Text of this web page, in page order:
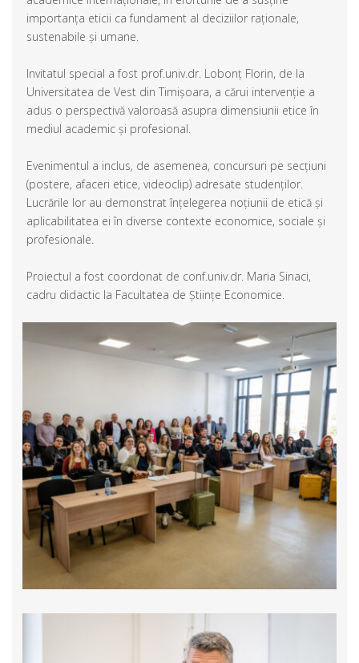
importanța eticii ca fundament al deciziilor raționale,
sustenabile și umane.
Invitatul special a fost prof.univ.dr. Lobonț Florin, de la
Universitatea de Vest din Timișoara, a cărui intervenție a
adus o perspectivă valoroasă asupra dimensiunii etice în
mediul academic și profesional.
Evenimentul a inclus, de asemenea, concursuri pe secțiuni
(postere, afaceri etice, videoclip) adresate studenților.
Lucrările lor au demonstrat înțelegerea noțiunii de etică și
aplicabilitatea ei în diverse contexte economice, sociale și
profesionale.
Proiectul a fost coordonat de conf.univ.dr. Maria Sinaci,
cadru didactic la Facultatea de Științe Economice.